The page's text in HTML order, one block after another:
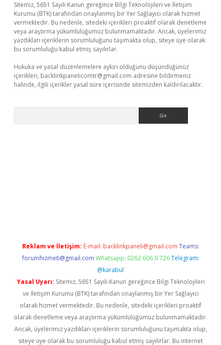
Sitemiz, 5651 Sayılı Kanun gereğince Bilgi Teknolojileri ve İletişim
Kurumu (BTK) tarafından onaylanmış bir Yer Sağlayıcı olarak hizmet
vermektedir. Bu nedenle, sitedeki içerikleri proaktif olarak denetleme
veya araştırma yükümlülüğümüz bulunmamaktadır. Ancak, üyelerimiz
yazdıkları içeriklerin sorumluluğunu taşımakta olup, siteye üye olarak
bu sorumluluğu kabul etmiş sayılırlar.
Hukuka ve yasal düzenlemelere aykırı olduğunu düşündüğünüz
içerikleri, backlinkpanelicomtr@gmail.com adresine bildirmeniz
halinde, ilgili içerikler yasal süre içerisinde sitemizden kaldırılacaktır.
Reklam ve İletişim: E-mail: backlinkpaneli@gmail.com Teams:
forumhizmeti@gmail.com Whatsapp: 0262 606 0 726 Telegram:
@karabul
Yasal Uyarı: Sitemiz, 5651 Sayılı Kanun gereğince Bilgi Teknolojileri
ve İletişim Kurumu (BTK) tarafından onaylanmış bir Yer Sağlayıcı
olarak hizmet vermektedir. Bu nedenle, sitedeki içerikleri proaktif
olarak denetleme veya araştırma yükümlülüğümüz bulunmamaktadır.
Ancak, üyelerimiz yazdıkları içeriklerin sorumluluğunu taşımakta olup,
siteye üye olarak bu sorumluluğu kabul etmiş sayılırlar. Bu internet